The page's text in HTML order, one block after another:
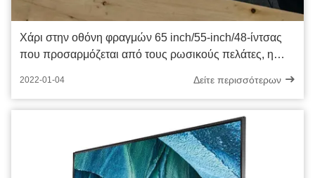
Χάρι στην οθόνη φραγμών 65 inch/55-inch/48-ίντσας
που προσαρμόζεται από τους ρωσικούς πελάτες, η
2022-01-04 Δείτε περισσότερων